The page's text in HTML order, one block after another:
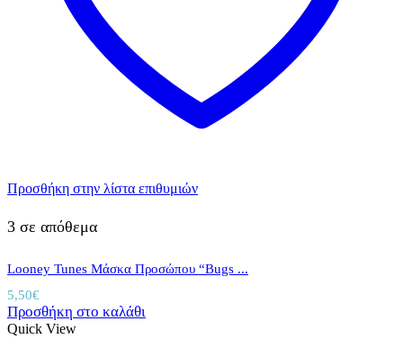
Προσθήκη στην λίστα επιθυμιών
3 σε απόθεμα
Looney Tunes Μάσκα Προσώπου “Bugs ...
5,50€
Προσθήκη στο καλάθι
Quick View